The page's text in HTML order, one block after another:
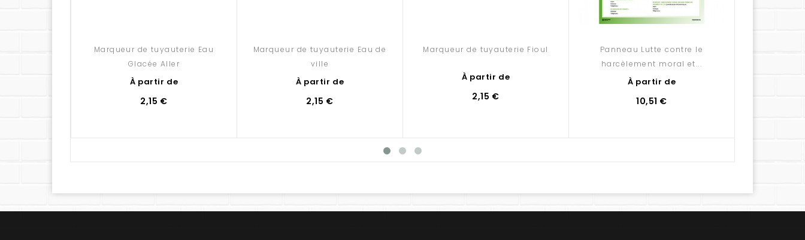
Marqueur de tuyauterie Eau
Glacée Aller
À partir de
2,15 €
Marqueur de tuyauterie Eau de
ville
À partir de
2,15 €
Marqueur de tuyauterie Fioul
À partir de
2,15 €
Panneau Lutte contre le
harcèlement moral et...
À partir de
10,51 €